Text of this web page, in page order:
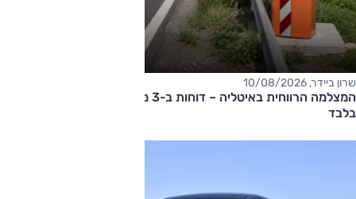
שרון ביידר, 10/08/2026
בלבד